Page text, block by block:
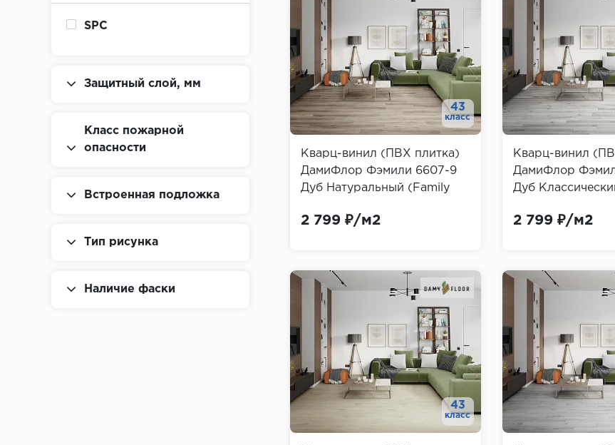
SPC
Защитный слой, мм
Класс пожарной
опасности
Встроенная подложка
Тип рисунка
Наличие фаски
43
класс
Кварц-винил (ПВХ плитка)
ДамиФлор Фэмили 6607-9
Дуб Натуральный (Family
2 799 ₽/м2
Кварц-винил
ДамиФлор
Дуб
2 799 ₽/м2
43
класс